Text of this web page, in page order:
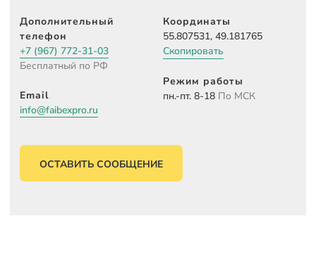
Дополнительный
телефон
+7 (967) 772-31-03
Бесплатный по РФ
Email
info@faibexpro.ru
Координаты
55.807531, 49.181765
Скопировать
Режим работы
пн.-пт. 8-18 По МСК
ОСТАВИТЬ СООБЩЕНИЕ